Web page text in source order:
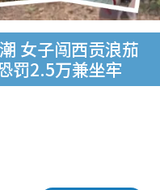
女子闯西贡浪茄
罚2.5万兼坐牢